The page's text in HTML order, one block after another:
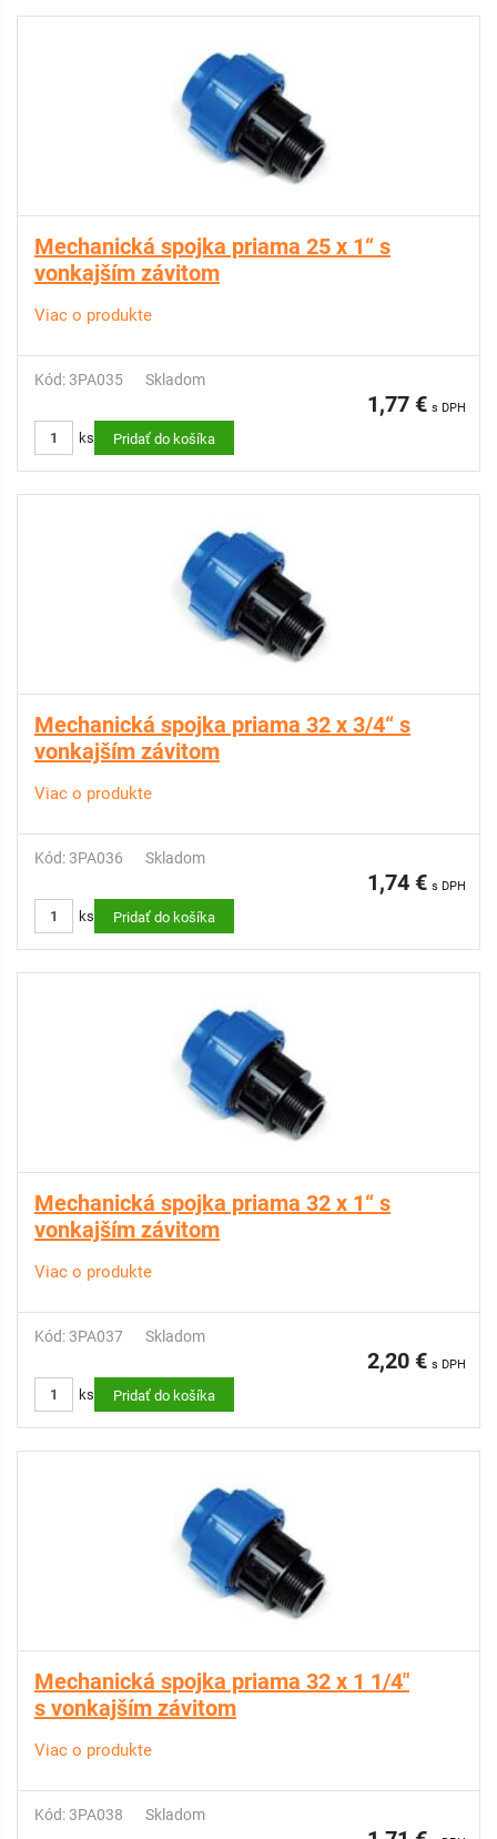
Mechanická spojka priama 25 x 1“ s
vonkajším závitom
Viac o produkte
Kód: 3PA035 Skladom
1,77 € s DPH
ks Pridať do košíka
Mechanická spojka priama 32 x 3/4“ s
vonkajším závitom
Viac o produkte
Kód: 3PA036 Skladom
1,74 € s DPH
ks Pridať do košíka
Mechanická spojka priama 32 x 1“ s
vonkajším závitom
Viac o produkte
Kód: 3PA037 Skladom
2,20 € s DPH
ks Pridať do košíka
Mechanická spojka priama 32 x 1 1/4"
s vonkajším závitom
Viac o produkte
Kód: 3PA038 Skladom